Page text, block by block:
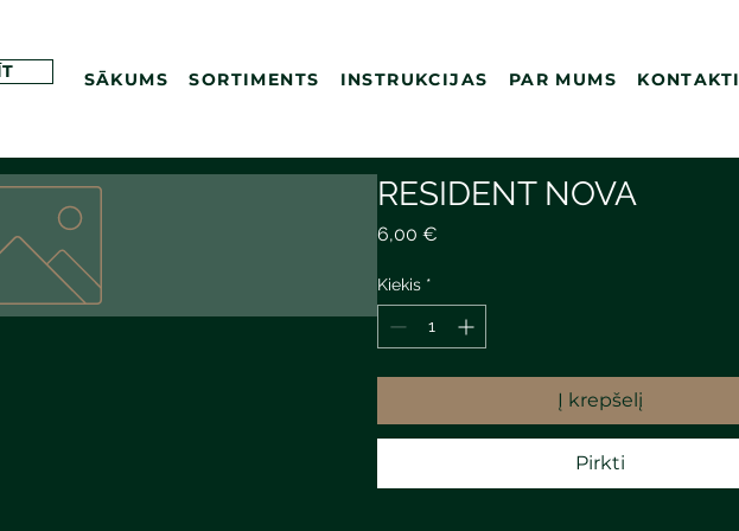
SĀKUMS SORTIMENTS INSTRUKCIJAS PAR MUMS KONTAKTI
RESIDENT NOVA
6,00 €
Kiekis *
Į krepšelį
Pirkti